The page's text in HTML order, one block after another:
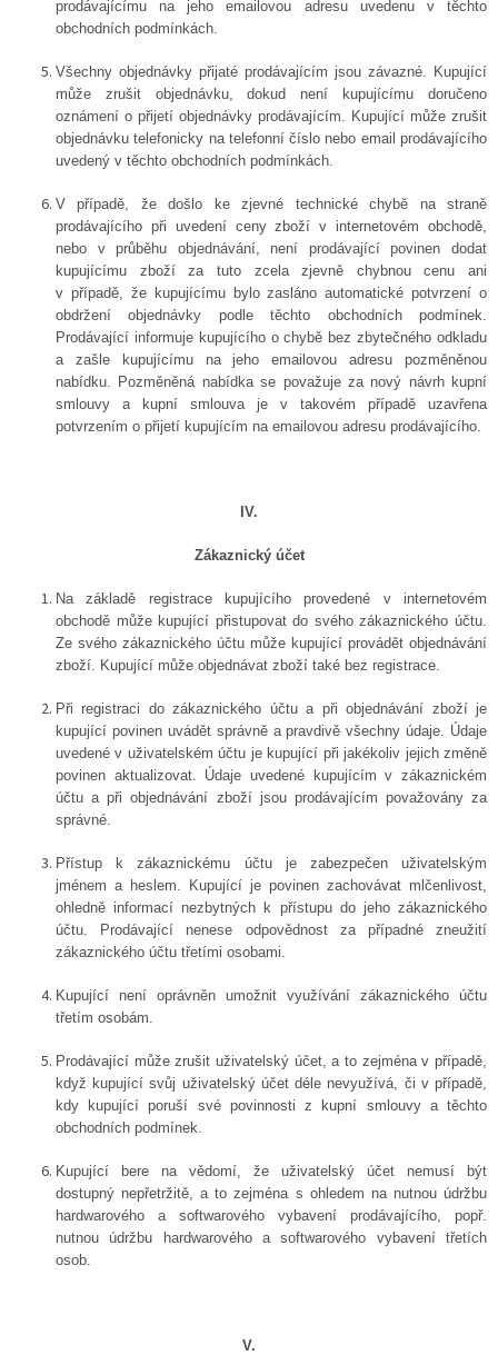
prodávajícímu na jeho emailovou adresu uvedenu v těchto
obchodních podmínkách.
Všechny objednávky přijaté prodávajícím jsou závazné. Kupující
může zrušit objednávku, dokud není kupujícímu doručeno
oznámení o přijetí objednávky prodávajícím. Kupující může zrušit
objednávku telefonicky na telefonní číslo nebo email prodávajícího
uvedený v těchto obchodních podmínkách.
V případě, že došlo ke zjevné technické chybě na straně
prodávajícího při uvedení ceny zboží v internetovém obchodě,
nebo v průběhu objednávání, není prodávající povinen dodat
kupujícímu zboží za tuto zcela zjevně chybnou cenu ani
v případě, že kupujícímu bylo zasláno automatické potvrzení o
obdržení objednávky podle těchto obchodních podmínek.
Prodávající informuje kupujícího o chybě bez zbytečného odkladu
a zašle kupujícímu na jeho emailovou adresu pozměněnou
nabídku. Pozměněná nabídka se považuje za nový návrh kupní
smlouvy a kupní smlouva je v takovém případě uzavřena
potvrzením o přijetí kupujícím na emailovou adresu prodávajícího.
IV.
Zákaznický účet
Na základě registrace kupujícího provedené v internetovém
obchodě může kupující přistupovat do svého zákaznického účtu.
Ze svého zákaznického účtu může kupující provádět objednávání
zboží. Kupující může objednávat zboží také bez registrace.
Při registraci do zákaznického účtu a při objednávání zboží je
kupující povinen uvádět správně a pravdivě všechny údaje. Údaje
uvedené v uživatelském účtu je kupující při jakékoliv jejich změně
povinen aktualizovat. Údaje uvedené kupujícím v zákaznickém
účtu a při objednávání zboží jsou prodávajícím považovány za
správné.
Přístup k zákaznickému účtu je zabezpečen uživatelským
jménem a heslem. Kupující je povinen zachovávat mlčenlivost,
ohledně informací nezbytných k přístupu do jeho zákaznického
účtu. Prodávající nenese odpovědnost za případné zneužití
zákaznického účtu třetími osobami.
Kupující není oprávněn umožnit využívání zákaznického účtu
třetím osobám.
Prodávající může zrušit uživatelský účet, a to zejména v případě,
když kupující svůj uživatelský účet déle nevyužívá, či v případě,
kdy kupující poruší své povinnosti z kupní smlouvy a těchto
obchodních podmínek.
Kupující bere na vědomí, že uživatelský účet nemusí být
dostupný nepřetržitě, a to zejména s ohledem na nutnou údržbu
hardwarového a softwarového vybavení prodávajícího, popř.
nutnou údržbu hardwarového a softwarového vybavení třetích
osob.
V.